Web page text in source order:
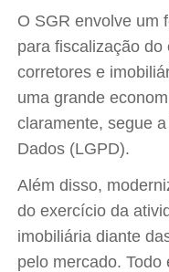
O SGR envolve um
para fiscalização
corretores e
uma grande
claramente, segue
Dados (LGPD).
Além disso,
do exercício da
imobiliária diante
pelo mercado.